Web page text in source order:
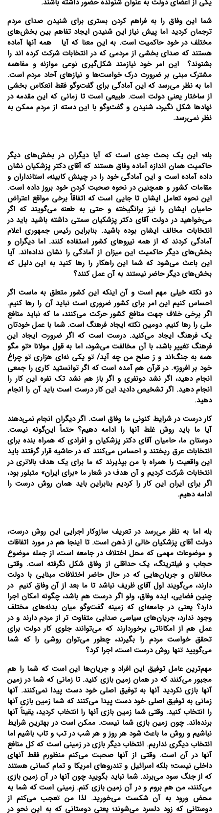
شما این وفاق را به فراهم کردن بستری برای شنیدن صدای مردم
ترجمان کردید اما پیش نیاز این شنیدن ایجاد تفاهم بین بخش‌های
مختلف در خود حاکمیت است. به این معنا که آیا همه آنها آماده
هستند که صدای بخشی از مردمی که در انتخابات شرکت کرده اند را
بشنوند؟ این امر خود نیازمند شکل‌گیری نوعی موازنه و مفاهمه
مشترک مبنی بر ضرورت درک خواست‌ها و نیازهای آحاد مردم است.
اما به نظر می‌رسد که این آمادگی برای گفت‌و‌گو فقط انعکاس بخشی
از ساختار یعنی دولت است. طبیعی است تا زمانی که این مقدمه در
نهادها شکل نگیرد، شنیدن و گفت‌و‌گو با این دسته از مردم ممکن به
نظر نمی‌رسد.
بله؛ این یک بحث جدی است که آیا دیگران در بخش‌های دیگر
حاکمیت همان اندازه آماده وفاق هستند که آقای دکتر پزشکیان نشان
داده آماده است و این آمادگی خود را در چینش کابینه، استانداران و
مقامات کشور و همچنین در نحوه صحبت کردن خود بروز داده است.
این نحوه تعامل ایشان تا جایی است که اتفاقاً برخی مواقع اعتراض
حامیان ایشان را نیز برانگیخته و حتی به طعنه می‌گویند که اگر
می‌خواهید در دولت آقای دکتر پزشکیان سمتی داشته باشید باید در
انتخابات مخالف ایشان بوده باشید. بنابراین رئیس ‌جمهوری اعلام
آمادگی کردند که از همه نیروهای کشور استفاده کنند. اما دیگران و
بخش‌های دیگر حاکمیت این میزان از آمادگی را نشان نداده‌اند. آیا
این باعث می‌شود که شما این راهکار را رها کنید به این دلیل که
بخش‌های دیگر حاضر نیستند به آن عمل کنند؟
دو نکته خیلی مهم است و آن اینکه این کشور متعلق به ماست اگر
احساس کنیم این امر برای کشور ضروری است نباید آن را رها کنیم.
اگر برخی خلاف جهت منافع کشور حرکت می‌کنند، ما که نباید منافع
ملی را رها کنیم. دومین نکته ایجاد فرهنگ است. شما با عمل خودتان
یک فرهنگ ایجاد می‌کنید. درست است که اگر ضرورت ایجاد این
فرهنگ تغییر باشد، با آن مخالفت می‌شود، اما به قول مولانا «تو مگو
همه به جنگ‌اند و ز صلح من چه آید/ تو یکی نه‌ای هزاری تو چراغ
خود بر افروز». در قرآن هم آمده است که اگر توانستید کاری را جمعی
انجام دهید، اگر نشد دونفری و اگر باز هم نشد تک نفره این کار را
انجام دهید. اگر تشخیص دادید این کار درست است باید آن را انجام
دهید.‌
کار درست در شرایط کنونی ما وفاق است. اگر دیگران انجام نمی‌دهند
آیا ما باید روش غلط آنها را ادامه دهیم؟ حتماً این‌گونه نیست.
دوستان ما، حامیان آقای دکتر پزشکیان و افرادی که همراه بنده برای
انتخابات عرق ریختند و احساس می‌کنند که در حاشیه قرار گرفتند باید
این واقعیت را همراه با من بپذیرند که ما برای یک هدف بالاتری در
انتخابات شرکت کردیم و آن هدف در شعار ما «برای ایران» متبلور بود،
اگر برای ایران این کار را کردیم بنابراین باید همان روش درست را
ادامه دهیم.
بله اما به نظر می‌رسد در تعریف سازوکار اجرایی این روش درست،
دولت آقای پزشکیان خالی از ذهن است. تا اینجا هم در مورد اتفاقات
و موضوعات مهمی که محل اختلاف در جامعه است، از جمله موضوع
حجاب و فیلترینگ، یک حداقلی از وفاق شکل نگرفته است. وقتی
مخالفان و جریان‌هایی که در حال حاضر اختلافات مبنایی با دولت
دارند، می‌گویند اول آقای ظریف نباشد تا ما بعد از آن وفاق کنیم در
چنین فضایی، ایده وفاق، ولو اگر درست هم باشد، چگونه امکان اجرا
دارد؟ یعنی در جامعه‌ای که زمینه گفت‌و‌گو میان بدنه‌های مختلف
وجود ندارد، جریان‌های سیاسی صدایی متفاوت تر از مردم دارند و در
عمل هم از امکاناتی برخوردارند که می‌توانند جلوی کار دولت برای
تحقق خواست مردم را بگیرند، چطور می‌توان روشی را که شما
می‌گویید تنها روش درست است، اجرا کرد؟
مهم‌ترین عامل توفیق این افراد و جریان‌ها این است که شما را هم
مجبور می‌کنند که در همان زمین بازی کنید. تا زمانی که شما در زمین
آنها بازی نکردید آنها به توفیق اصلی خود دست پیدا نمی‌کنند. آنها
زمانی به توفیق اصلی خود دست پیدا می‌کنند که شما زمین بازی آنها
را انتخاب کنید. وقتی شما زمین بازی آنها را انتخاب کردید، یقیناً آنها
برنده‌اند. چون زمین بازی شما نیست. ممکن است در بهترین شرایط
نباشیم و روش ما باعث شود هر روز و هر شب در تب و تاب باشیم اما
انتخاب دیگری نداریم. انتخاب دیگر بازی در زمینی است که کل منافع
آنها در آن است. وقتی از آنها صحبت می‌کنم منظورم فقط آنهای
داخلی نیست؛ بلکه اسرائیل و تندروهای امریکا و تمام کسانی هستند
که از جنگ سود می‌برند. شما نباید بگویید چون آنها در آن زمین بازی
می‌کنند، من هم بروم و در آن زمین بازی کنم. زمینی است که شما به
محض ورود به آن شکست می‌خورید. لذا من تعجب می‌کنم از
دوستانی که زود دلسرد می‌شوند؛ یعنی دوستانی که به این نحو در